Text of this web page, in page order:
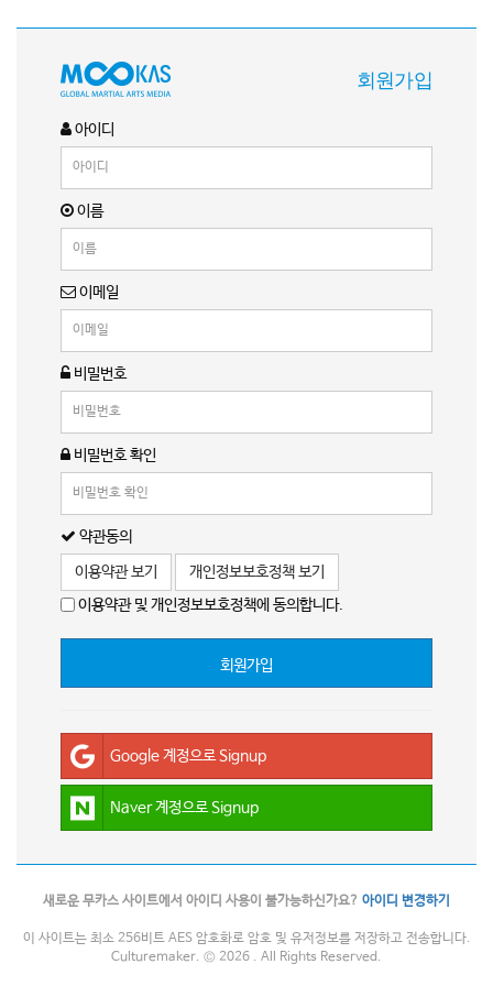
회원가입
아이디
이름
이메일
비밀번호
비밀번호 확인
약관동의
이용약관 보기
개인정보보호정책 보기
이용약관 및 개인정보보호정책에 동의합니다.
회원가입
Google 계정으로 Signup
Naver 계정으로 Signup
새로운 무카스 사이트에서 아이디 사용이 불가능하신가요? 아이디 변경하기
이 사이트는 최소 256비트 AES 암호화로 암호 및 유저정보를 저장하고 전송합니다.
Culturemaker. © 2026 . All Rights Reserved.